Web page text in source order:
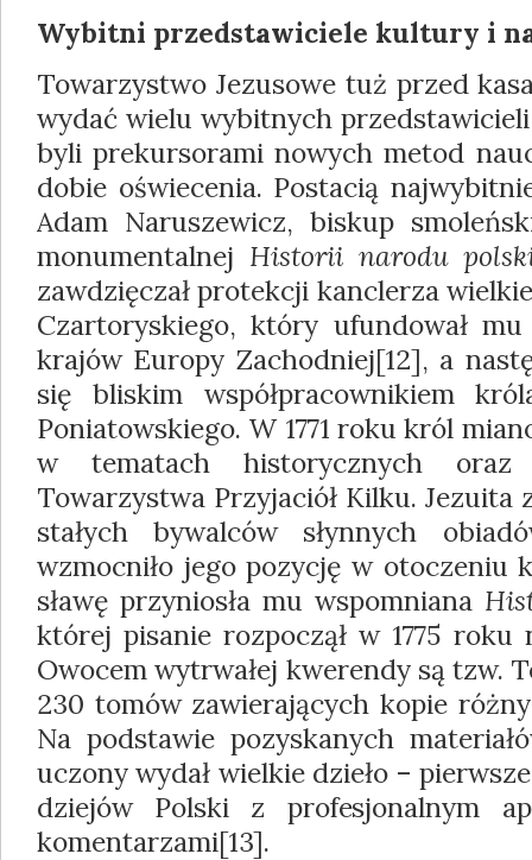
Wybitni przedstawiciele kultury i
Towarzystwo Jezusowe tuż przed
wydać wielu wybitnych
byli prekursorami nowych metod
dobie oświecenia. Postacią
Adam Naruszewicz, biskup
monumentalnej Historii narodu
zawdzięczał protekcji kanclerza
Czartoryskiego, który ufundował
krajów Europy Zachodniej[12], a
się bliskim współpracownikiem
Poniatowskiego. W 1771 roku król
w tematach historycznych
Towarzystwa Przyjaciół Kilku. Jezuita
stałych bywalców słynnych
wzmocniło jego pozycję w otoczeniu
sławę przyniosła mu wspomniana
której pisanie rozpoczął w 1775 roku
Owocem wytrwałej kwerendy są tzw.
230 tomów zawierających kopie
Na podstawie pozyskanych
uczony wydał wielkie dzieło –
dziejów Polski z profesjonalnym
komentarzami[13].